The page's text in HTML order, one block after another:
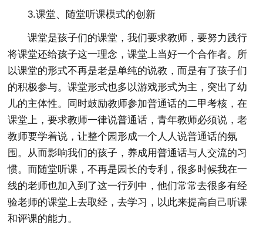
3.课堂、随堂听课模式的创新
课堂是孩子们的课堂，我们要求教师，要努力践行
将课堂还给孩子这一理念，课堂上当好一个合作者。所
以课堂的形式不再是老是单纯的说教，而是有了孩子们
的积极参与。课堂形式也多以游戏形式为主，突出了幼
儿的主体性。同时鼓励教师参加普通话的二甲考核，在
课堂上，要求教师一律说普通话，青年教师必须说，老
教师要学着说，让整个园形成一个人人说普通话的氛
围。从而影响我们的孩子，养成用普通话与人交流的习
惯。而随堂听课，不再是园长的专利，很多时候我在一
线的老师也加入到了这一行列中，他们常常去很多有经
验老师的课堂上去取经，去学习，以此来提高自己听课
和评课的能力。